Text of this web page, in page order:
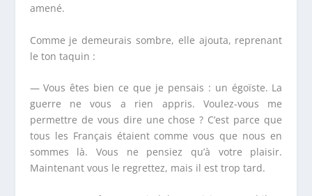
amené.
Comme je demeurais sombre, elle ajouta, reprenant
le ton taquin :
— Vous êtes bien ce que je pensais : un égoïste. La
guerre ne vous a rien appris. Voulez-vous me
permettre de vous dire une chose ? C’est parce que
tous les Français étaient comme vous que nous en
sommes là. Vous ne pensiez qu’à votre plaisir.
Maintenant vous le regrettez, mais il est trop tard.